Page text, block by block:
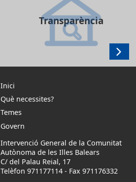
Transparència
Inici
Què necessites?
Temes
Govern
Intervenció General de la Comunitat
Autònoma de les Illes Balears
C/ del Palau Reial, 17
Telèfon 971177114 - Fax 971176332